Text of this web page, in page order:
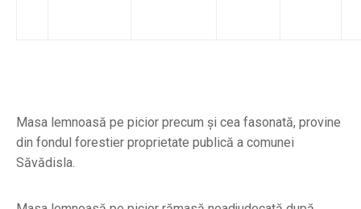
Masa lemnoasă pe picior precum și cea fasonată, provine
din fondul forestier proprietate publică a comunei
Săvădisla.